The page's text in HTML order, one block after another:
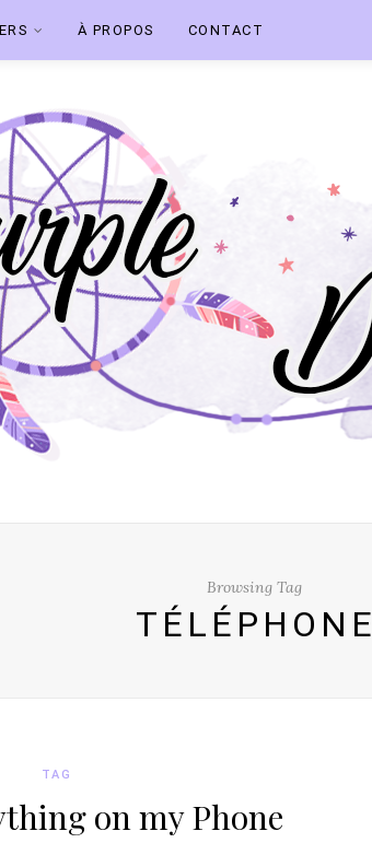
À PROPOS CONTACT
Browsing Tag
TÉLÉPHONE
TAG
on my Phone